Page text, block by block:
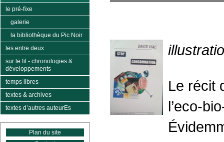
Le récit
l’eco-
le pré-fixe
galerie
la bibliothèque du Pic Noir
les entre deux
sur le fil - chronologies &
développements
temps libres
textes & archives
textes d’autres auteurEs
Plan du site